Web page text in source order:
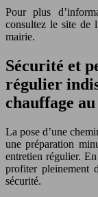
Pour plus
consultez le site de
mairie.
Sécurité et
régulier
chauffage
La pose d’une
une préparation
entretien régulier.
profiter pleinement
sécurité.